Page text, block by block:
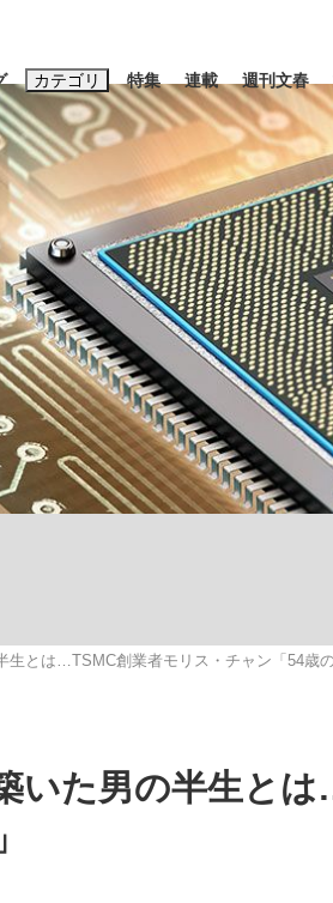
カテゴリ
ニュース エンタメ ラ
が初めて明かした日本代表監督に...
特集 連載 週刊文春
のキーワードタグ一覧
#三山凌輝 #高市早苗 #後藤真希
一郎
#亀和田武
生とは…TSMC創業者モリス・チャン「54歳の
いた男の半生と